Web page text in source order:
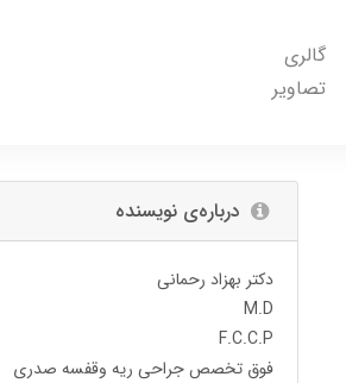
گالری
تصاویر
درباره‌ی نویسنده
دکتر بهزاد رحمانی
M.D
F.C.C.P
فوق تخصص جراحی ریه وقفسه صدری